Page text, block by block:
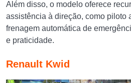
Além disso, o modelo oferece
assistência à direção, como piloto
frenagem automática de
e praticidade.
Renault Kwid